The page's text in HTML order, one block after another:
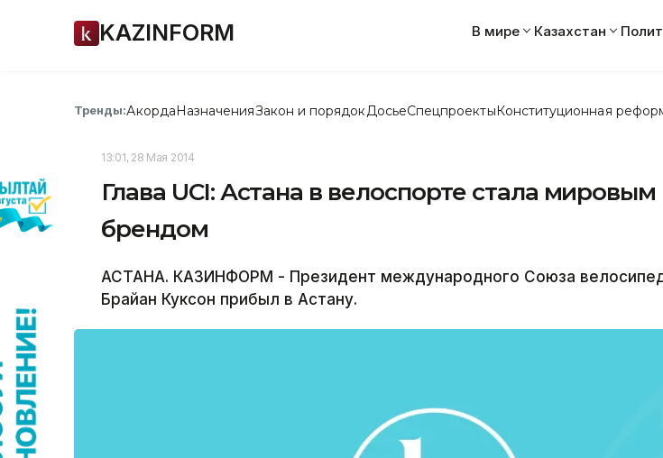
KAZINFORM В мире Казахстан
Тренды:АкордаНазначенияЗакон и порядок ДосьеСпецпроектыКонституционная
13:01, 28 Мая 2014
Глава UCI: Астана в велоспорте стала мировым
брендом
АСТАНА. КАЗИНФОРМ - Президент международного Союза
Брайан Куксон прибыл в Астану.